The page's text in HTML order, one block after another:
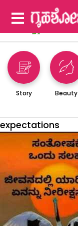
Story Beauty
expectations